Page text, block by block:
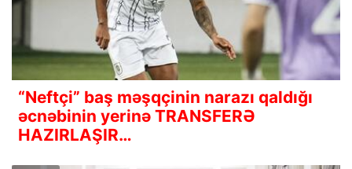
“Neftçi” baş məşqçinin narazı qaldığı
əcnəbinin yerinə TRANSFERƏ
HAZIRLAŞIR…